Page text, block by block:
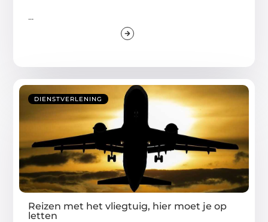
...
DIENSTVERLENING
Reizen met het vliegtuig, hier moet je op
letten